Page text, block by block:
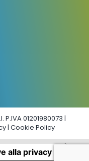
01201980073 |
| Cookie Policy
alla privacy